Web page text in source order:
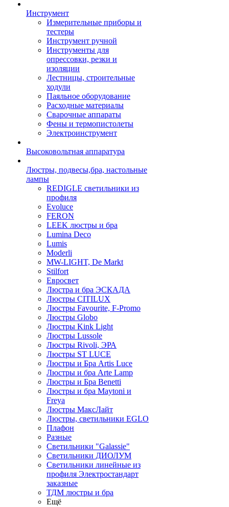
Инструмент
Измерительные приборы и
тестеры
Инструмент ручной
Инструменты для
опрессовки, резки и
изоляции
Лестницы, строительные
ходули
Паяльное оборудование
Расходные материалы
Сварочные аппараты
Фены и термопистолеты
Электроинструмент
Высоковольтная аппаратура
Люстры, подвесы,бра, настольные
лампы
REDIGLE светильники из
профиля
Evoluce
FERON
LEEK люстры и бра
Lumina Deco
Lumis
Moderli
MW-LIGHT, De Markt
Stilfort
Евросвет
Люстра и бра ЭСКАДА
Люстры CITILUX
Люстры Favourite, F-Promo
Люстры Globo
Люстры Kink Light
Люстры Lussole
Люстры Rivoli, ЭРА
Люстры ST LUCE
Люстры и Бра Artis Luce
Люстры и бра Arte Lamp
Люстры и Бра Benetti
Люстры и бра Maytoni и
Freya
Люстры МаксЛайт
Люстры, светильники EGLO
Плафон
Разные
Светильники "Galassie"
Светильники ДИОЛУМ
Светильники линейные из
профиля Электростандарт
заказные
ТДМ люстры и бра
Ещё